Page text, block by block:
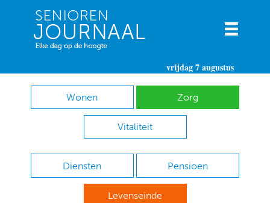
vrijdag 7 augustus
Wonen Zorg
Vitaliteit
Diensten Pensioen
Levenseinde